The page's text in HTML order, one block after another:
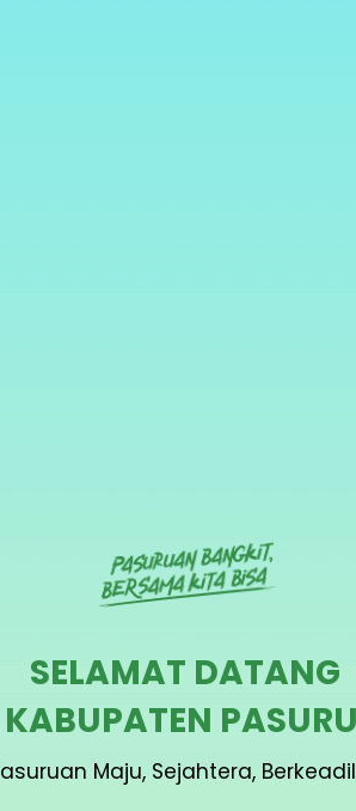
SELAMAT DATANG
Maju, Sejahtera,